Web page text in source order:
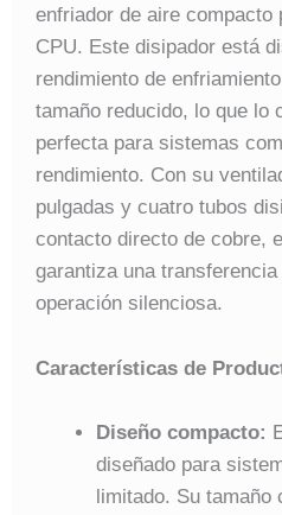
enfriador de aire compacto
CPU. Este disipador está
rendimiento de
tamaño reducido, lo que lo
perfecta para sistemas
rendimiento. Con su
pulgadas y cuatro tubos
contacto directo de cobre,
garantiza una
operación silenciosa.
Características de
Diseño compacto:
diseñado para
limitado. Su tamaño